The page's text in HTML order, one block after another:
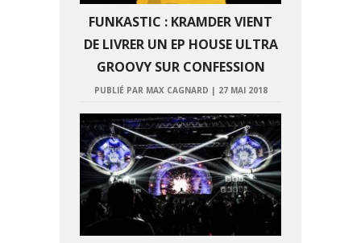
FUNKASTIC : KRAMDER VIENT
DE LIVRER UN EP HOUSE ULTRA
GROOVY SUR CONFESSION
PUBLIÉ PAR MAX CAGNARD | 27 MAI 2018